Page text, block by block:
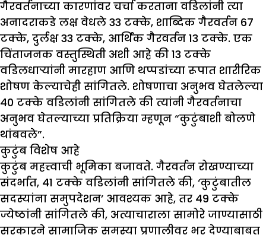
गैरवर्तनाच्या कारणांवर चर्चा करताना वडिलांनी त्या
अनादराकडे लक्ष वेधले 33 टक्के, शाब्दिक गैरवर्तन 67
टक्के, दुर्लक्ष 33 टक्के, आर्थिक गैरवर्तन 13 टक्के. एक
चिंताजनक वस्तुस्थिती अशी आहे की 13 टक्के
वडिलधाऱ्यांनी मारहाण आणि थप्पडांच्या रूपात शारीरिक
शोषण केल्याचेही सांगितले. शोषणाचा अनुभव घेतलेल्या
40 टक्के वडिलांनी सांगितले की त्यांनी गैरवर्तनाचा
अनुभव घेतल्याच्या प्रतिक्रिया म्हणून “कुटुंबाशी बोलणे
थांबवले”.
कुटुंब विशेष आहे
कुटुंब महत्त्वाची भूमिका बजावते. गैरवर्तन रोखण्याच्या
संदर्भात, 41 टक्के वडिलांनी सांगितले की, ‘कुटुंबातील
सदस्यांना समुपदेशन’ आवश्यक आहे, तर 49 टक्के
ज्येष्ठांनी सांगितले की, अत्याचाराला सामोरे जाण्यासाठी
सरकारने सामाजिक समस्या प्रणालीवर भर देण्याबाबत